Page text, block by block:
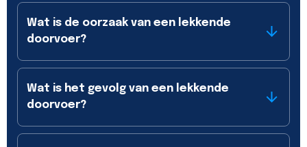
Wat is de oorzaak van een lekkende
doorvoer?
Wat is het gevolg van een lekkende
doorvoer?